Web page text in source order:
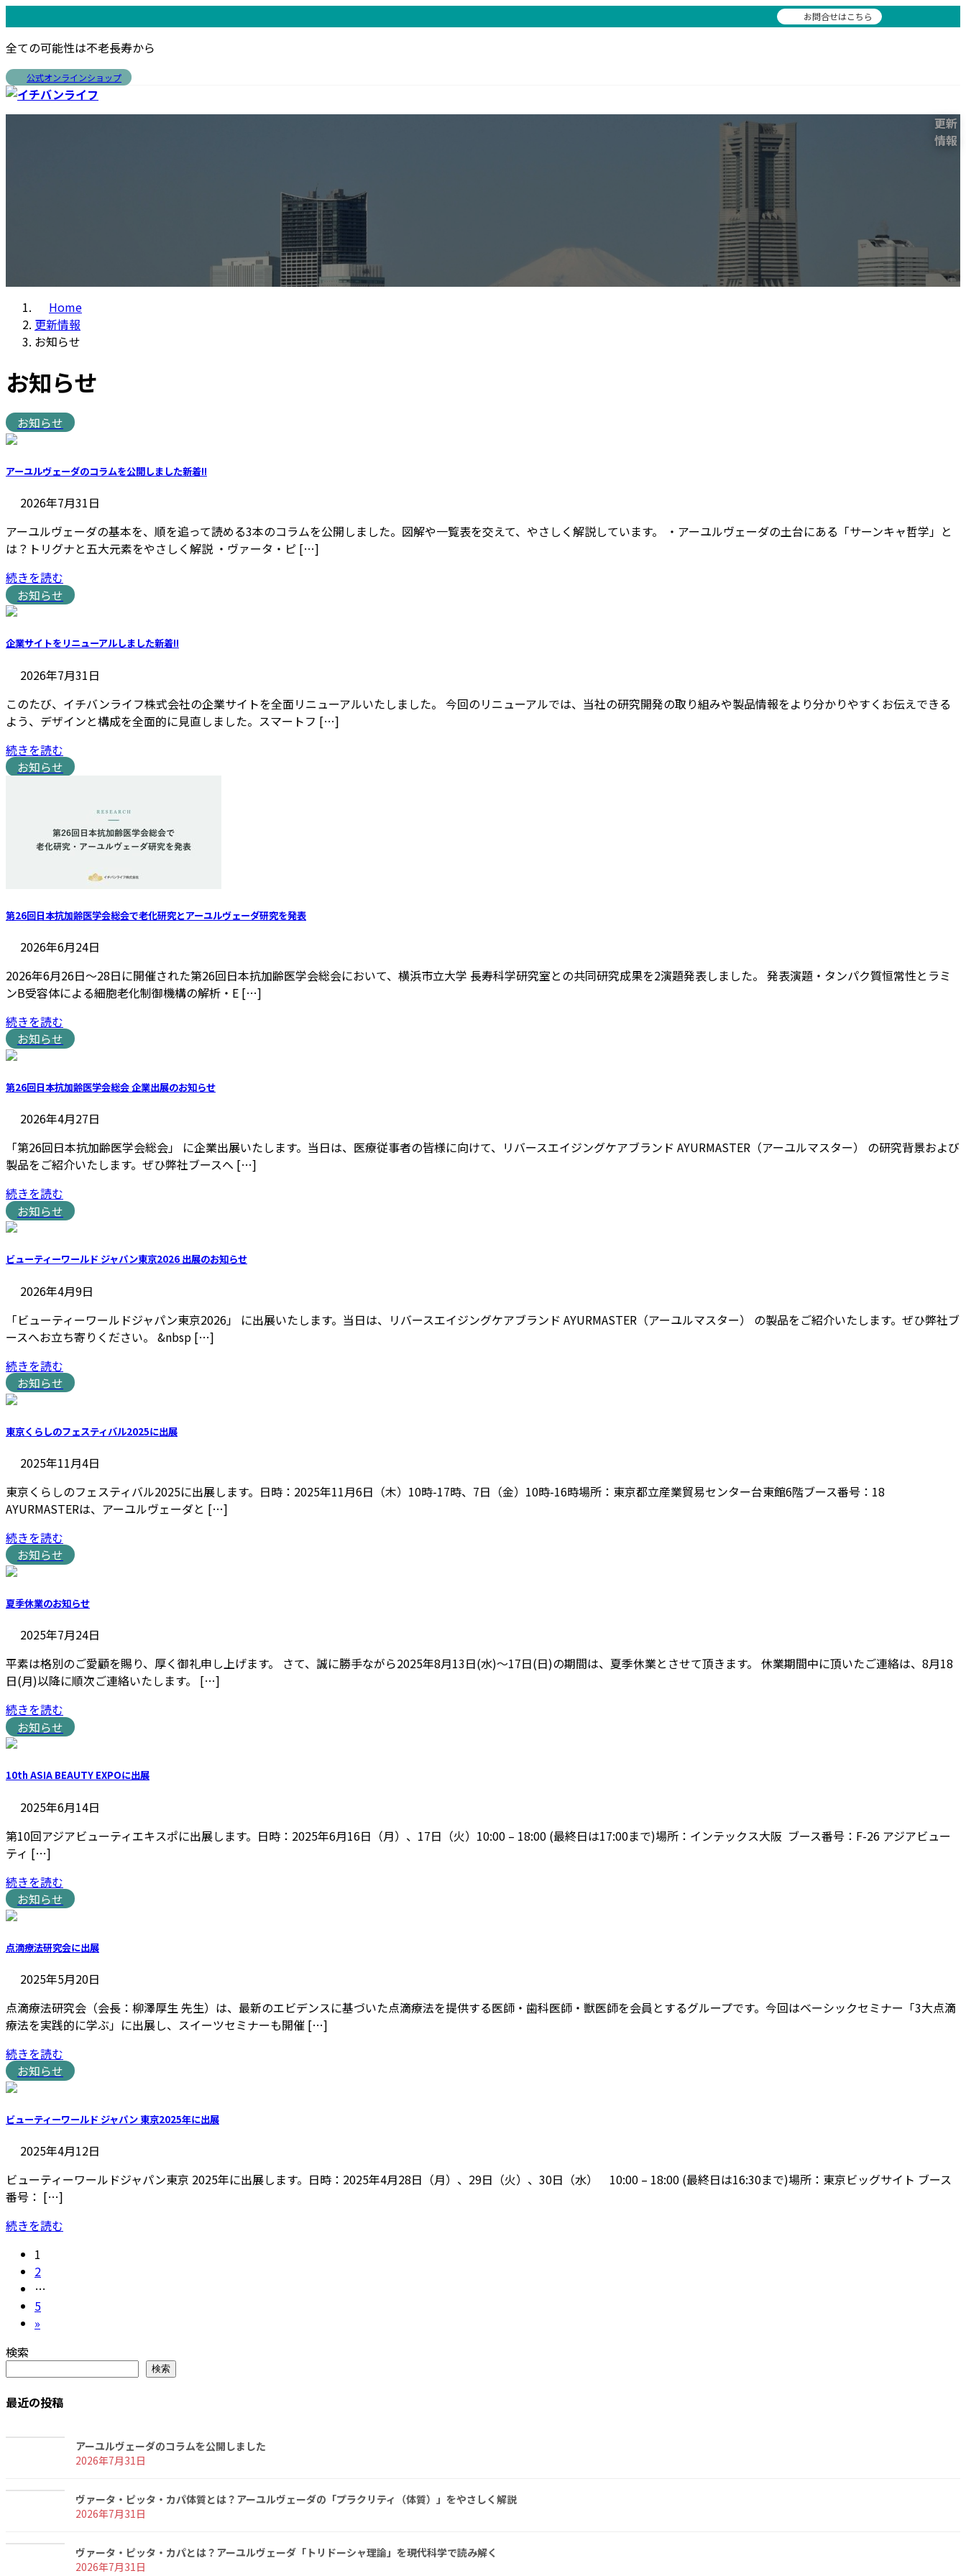
ン
テ
ン
ツ
へ
ス
ビ
ゲ
ー
シ
ョ
ン
お問合せはこちら
全ての可能性は不老長寿から
公式オンラインショップ
スキンケア Ayucelra-SK
フェムケア Ayucelra-Fem
Herbal Science & Applications社会貢献
更新
情報
Home
更新情報
お知らせ
お知らせ
お知らせ
アーユルヴェーダのコラムを公開しました新着!!
2026年7月31日
アーユルヴェーダの基本を、順を追って読める3本のコラムを公開しました。図解や一覧表を交えて、やさしく解説しています。 ・アーユルヴェーダの土台にある「サーンキャ哲学」と
は？トリグナと五大元素をやさしく解説 ・ヴァータ・ピ […]
続きを読む
お知らせ
企業サイトをリニューアルしました新着!!
2026年7月31日
このたび、イチバンライフ株式会社の企業サイトを全面リニューアルいたしました。 今回のリニューアルでは、当社の研究開発の取り組みや製品情報をより分かりやすくお伝えできる
よう、デザインと構成を全面的に見直しました。スマートフ […]
続きを読む
お知らせ
第26回日本抗加齢医学会総会で老化研究とアーユルヴェーダ研究を発表
2026年6月24日
2026年6月26日〜28日に開催された第26回日本抗加齢医学会総会において、横浜市立大学 長寿科学研究室との共同研究成果を2演題発表しました。 発表演題・タンパク質恒常性とラミ
ンB受容体による細胞老化制御機構の解析・E […]
続きを読む
お知らせ
第26回日本抗加齢医学会総会 企業出展のお知らせ
2026年4月27日
「第26回日本抗加齢医学会総会」 に企業出展いたします。当日は、医療従事者の皆様に向けて、リバースエイジングケアブランド AYURMASTER（アーユルマスター） の研究背景および
製品をご紹介いたします。ぜひ弊社ブースへ […]
続きを読む
お知らせ
ビューティーワールド ジャパン東京2026 出展のお知らせ
2026年4月9日
「ビューティーワールドジャパン東京2026」 に出展いたします。当日は、リバースエイジングケアブランド AYURMASTER（アーユルマスター） の製品をご紹介いたします。ぜひ弊社ブ
ースへお立ち寄りください。 &nbsp […]
続きを読む
お知らせ
東京くらしのフェスティバル2025に出展
2025年11月4日
東京くらしのフェスティバル2025に出展します。日時：2025年11月6日（木）10時-17時、7日（金）10時-16時場所：東京都立産業貿易センター台東館6階ブース番号：18
AYURMASTERは、アーユルヴェーダと […]
続きを読む
お知らせ
夏季休業のお知らせ
2025年7月24日
平素は格別のご愛顧を賜り、厚く御礼申し上げます。 さて、誠に勝手ながら2025年8月13日(水)〜17日(日)の期間は、夏季休業とさせて頂きます。 休業期間中に頂いたご連絡は、8月18
日(月)以降に順次ご連絡いたします。 […]
続きを読む
お知らせ
10th ASIA BEAUTY EXPOに出展
2025年6月14日
第10回アジアビューティエキスポに出展します。日時：2025年6月16日（月）、17日（火）10:00 – 18:00 (最終日は17:00まで)場所：インテックス大阪 ブース番号：F-26 アジアビュー
ティ […]
続きを読む
お知らせ
点滴療法研究会に出展
2025年5月20日
点滴療法研究会（会長：柳澤厚生 先生）は、最新のエビデンスに基づいた点滴療法を提供する医師・歯科医師・獣医師を会員とするグループです。今回はベーシックセミナー「3大点滴
療法を実践的に学ぶ」に出展し、スイーツセミナーも開催 […]
続きを読む
お知らせ
ビューティーワールド ジャパン 東京2025年に出展
2025年4月12日
ビューティーワールドジャパン東京 2025年に出展します。日時：2025年4月28日（月）、29日（火）、30日（水） 10:00 – 18:00 (最終日は16:30まで)場所：東京ビッグサイト ブース
番号： […]
続きを読む
投
稿
の
ペ
ー
ジ
送
り
固
定
ペ
ー
ジ
1
固
定
ペ
ー
2
…
固
定
ー
ジ
5
»
検索
検索
最近の投稿
アーユルヴェーダのコラムを公開しました
2026年7月31日
ヴァータ・ピッタ・カパ体質とは？アーユルヴェーダの「プラクリティ（体質）」をやさしく解説
2026年7月31日
ヴァータ・ピッタ・カパとは？アーユルヴェーダ「トリドーシャ理論」を現代科学で読み解く
2026年7月31日